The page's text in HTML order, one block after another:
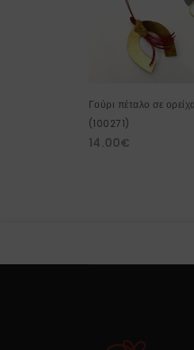
Γούρι πέταλο σε
(100271)
14.00€